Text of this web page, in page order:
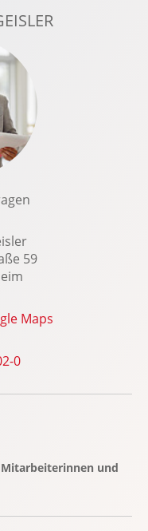
Tergan
59
Maps
0
und